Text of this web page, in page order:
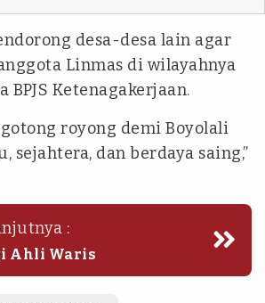
desa-desa lain agar
Linmas di wilayahnya
BPJS Ketenagakerjaan.
royong demi Boyolali
sejahtera, dan berdaya saing,”
:
Ahli Waris